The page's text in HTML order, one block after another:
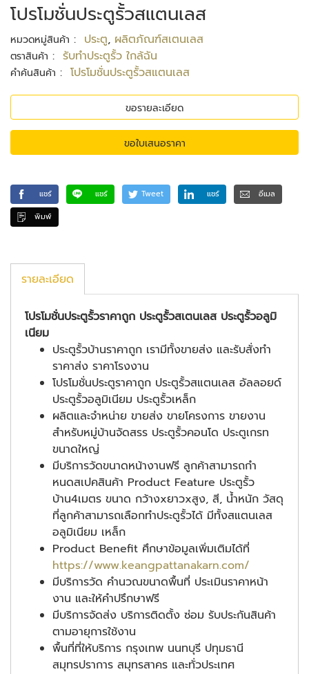
โปรโมชั่นประตูรั้วสแตนเลส
หมวดหมู่สินค้า : ประตู, ผลิตภัณฑ์สเตนเลส
ตราสินค้า : รับทําประตูรั้ว ใกล้ฉัน
คำค้นสินค้า : โปรโมชั่นประตูรั้วสแตนเลส
ขอรายละเอียด
ขอใบเสนอราคา
แชร์ แชร์ Tweet แชร์
อีเมล
พิมพ์
รายละเอียด
โปรโมชั่นประตูรั้วราคาถูก ประตูรั้วสเตนเลส ประตูรั้วอลูมิ
เนียม
ประตูรั้วบ้านราคาถูก เรามีทั้งขายส่ง และรับสั่งทำ
ราคาส่ง ราคาโรงงาน
โปรโมชั่นประตูราคาถูก ประตูรั้วสแตนเลส อัลลอยด์
ประตูรั้วอลูมิเนียม ประตูรั้วเหล็ก
ผลิตและจำหน่าย ขายส่ง ขายโครงการ ขายงาน
สำหรับหมู่บ้านจัดสรร ประตูรั้วคอนโด ประตูเกรท
ขนาดใหญ่
มีบริการวัดขนาดหน้างานฟรี ลูกค้าสามารถกำ
หนดสเปคสินค้า Product Feature ประตูรั้ว
บ้าน4เมตร ขนาด กว้างxยาวxสูง, สี, น้ำหนัก วัสดุ
ที่ลูกค้าสามารถเลือกทำประตูรั้วได้ มีทั้งสแตนเลส
อลูมิเนียม เหล็ก
Product Benefit ศึกษาข้อมูลเพิ่มเติมได้ที่
https://www.keangpattanakarn.com/
มีบริการวัด คำนวณขนาดพื้นที่ ประเมินราคาหน้า
งาน และให้คำปรึกษาฟรี
มีบริการจัดส่ง บริการติดตั้ง ซ่อม รับประกันสินค้า
ตามอายุการใช้งาน
พื้นที่ที่ให้บริการ กรุงเทพ นนทบุรี ปทุมธานี
สมุทรปราการ สมุทรสาคร และทั่วประเทศ